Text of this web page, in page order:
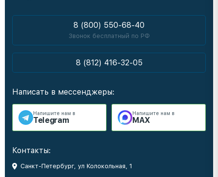
8 (800) 550-68-40
Звонок бесплатный по РФ
8 (812) 416-32-05
Написать в мессенджеры:
Напишите нам в
Telegram
Напишите нам в
MAX
Контакты:
Санкт-Петербург, ул Колокольная, 1